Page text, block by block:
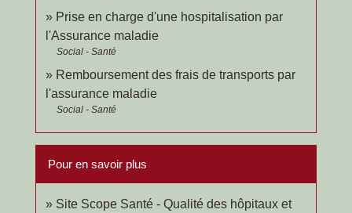
Prise en charge d'une hospitalisation par
l'Assurance maladie
Social - Santé
Remboursement des frais de transports par
l'assurance maladie
Social - Santé
Pour en savoir plus
Site Scope Santé - Qualité des hôpitaux et